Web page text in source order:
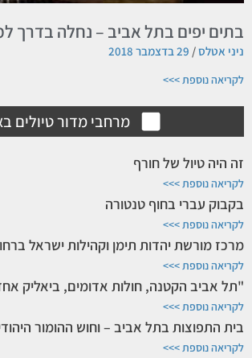
בתים יפים בתל אביב – נחלה בדרך
ניני אטלס
לקריאה נוספת >>>
מרחבי מדור טיולים
זה היה טיול של חורף
לקריאה נוספת >>>
בקבוק עברי בחוף טנטורה
לקריאה נוספת >>>
מרכז מורשת יהדות תימן וקהילות ישראל
לקריאה נוספת >>>
"תל אביב הקטנה, חולות אדומים, ביאליק
לקריאה נוספת >>>
בית התפוצות בתל אביב – וחוש ההומור
לקריאה נוספת >>>